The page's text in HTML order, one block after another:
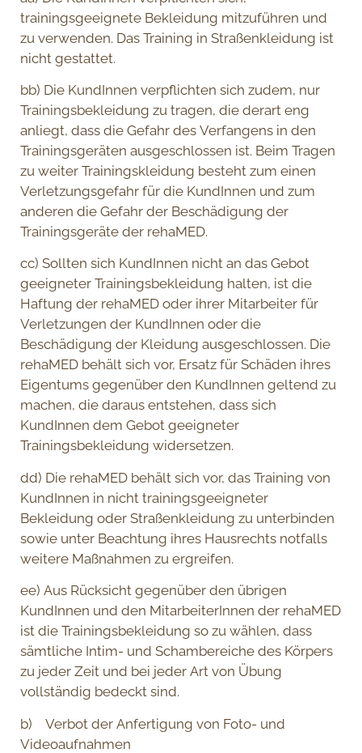
trainingsgeeignete Bekleidung mitzuführen und
zu verwenden. Das Training in Straßenkleidung ist
nicht gestattet.
bb) Die KundInnen verpflichten sich zudem, nur
Trainingsbekleidung zu tragen, die derart eng
anliegt, dass die Gefahr des Verfangens in den
Trainingsgeräten ausgeschlossen ist. Beim Tragen
zu weiter Trainingskleidung besteht zum einen
Verletzungsgefahr für die KundInnen und zum
anderen die Gefahr der Beschädigung der
Trainingsgeräte der rehaMED.
cc) Sollten sich KundInnen nicht an das Gebot
geeigneter Trainingsbekleidung halten, ist die
Haftung der rehaMED oder ihrer Mitarbeiter für
Verletzungen der KundInnen oder die
Beschädigung der Kleidung ausgeschlossen. Die
rehaMED behält sich vor, Ersatz für Schäden ihres
Eigentums gegenüber den KundInnen geltend zu
machen, die daraus entstehen, dass sich
KundInnen dem Gebot geeigneter
Trainingsbekleidung widersetzen.
dd) Die rehaMED behält sich vor, das Training von
KundInnen in nicht trainingsgeeigneter
Bekleidung oder Straßenkleidung zu unterbinden
sowie unter Beachtung ihres Hausrechts notfalls
weitere Maßnahmen zu ergreifen.
ee) Aus Rücksicht gegenüber den übrigen
KundInnen und den MitarbeiterInnen der rehaMED
ist die Trainingsbekleidung so zu wählen, dass
sämtliche Intim- und Schambereiche des Körpers
zu jeder Zeit und bei jeder Art von Übung
vollständig bedeckt sind.
b) Verbot der Anfertigung von Foto- und
Videoaufnahmen